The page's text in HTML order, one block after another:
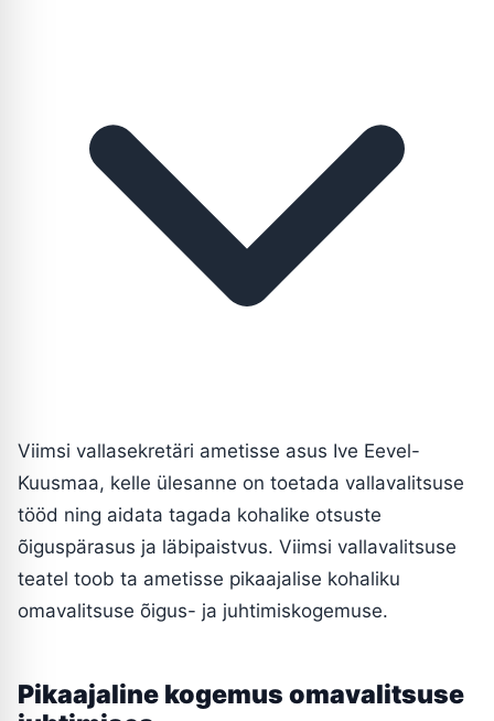
Viimsi vallasekretäri ametisse asus Ive Eevel-
Kuusmaa, kelle ülesanne on toetada vallavalitsuse
tööd ning aidata tagada kohalike otsuste
õiguspärasus ja läbipaistvus. Viimsi vallavalitsuse
teatel toob ta ametisse pikaajalise kohaliku
omavalitsuse õigus- ja juhtimiskogemuse.
Pikaajaline kogemus omavalitsuse